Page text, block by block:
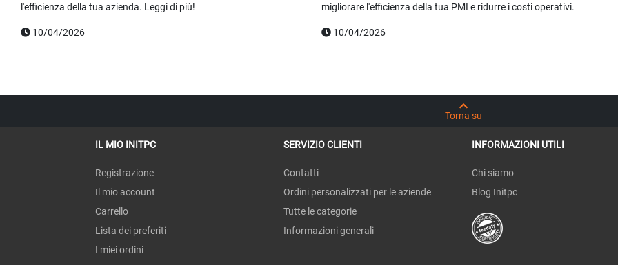
l'efficienza della tua azienda. Leggi di più!
10/04/2026
migliorare l'efficienza della tua PMI e ridurre i costi operativi.
10/04/2026
Torna su
IL MIO INITPC
Registrazione
Il mio account
Carrello
Lista dei preferiti
I miei ordini
SERVIZIO CLIENTI
Contatti
Ordini personalizzati per le aziende
Tutte le categorie
Informazioni generali
INFORMAZIONI UTILI
Chi siamo
Blog Initpc